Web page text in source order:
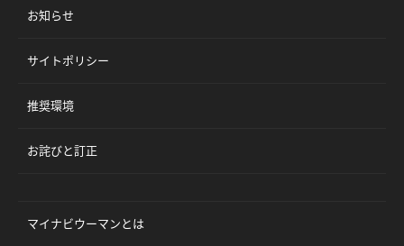
お知らせ
サイトポリシー
推奨環境
お詫びと訂正
マイナビウーマンとは